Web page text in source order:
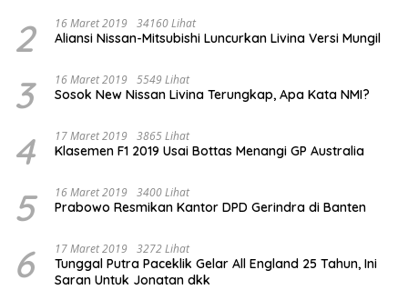
2 16 Maret 2019 34160 Lihat
Aliansi Nissan-Mitsubishi Luncurkan Livina Versi Mungil
3 16 Maret 2019 5549 Lihat
Sosok New Nissan Livina Terungkap, Apa Kata NMI?
4 17 Maret 2019 3865 Lihat
Klasemen F1 2019 Usai Bottas Menangi GP Australia
5 16 Maret 2019 3400 Lihat
Prabowo Resmikan Kantor DPD Gerindra di Banten
6 17 Maret 2019 3272 Lihat
Tunggal Putra Paceklik Gelar All England 25 Tahun, Ini
Saran Untuk Jonatan dkk